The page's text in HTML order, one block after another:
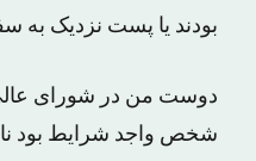
بودند یا پست نزدیک به
دوست من در شورای عالی
شخص واجد شرایط بود